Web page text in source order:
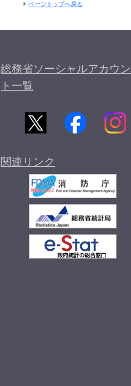
ページトップへ戻る
総務省ソーシャルアカウン
ト一覧
関連リンク